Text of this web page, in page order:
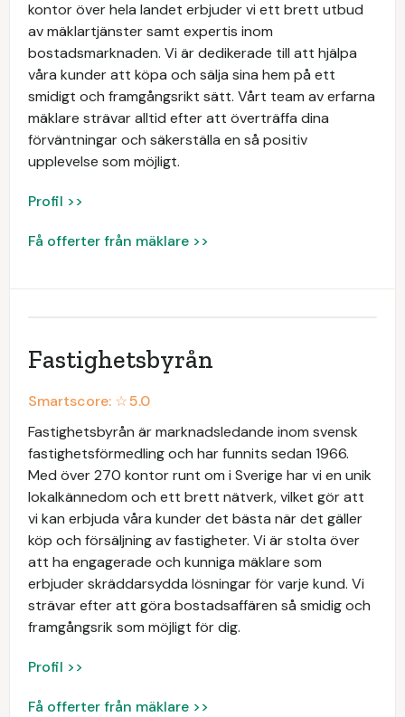
kontor över hela landet erbjuder vi ett brett utbud
av mäklartjänster samt expertis inom
bostadsmarknaden. Vi är dedikerade till att hjälpa
våra kunder att köpa och sälja sina hem på ett
smidigt och framgångsrikt sätt. Vårt team av erfarna
mäklare strävar alltid efter att överträffa dina
förväntningar och säkerställa en så positiv
upplevelse som möjligt.
Profil >>
Få offerter från mäklare >>
Fastighetsbyrån
Smartscore: ☆5.0
Fastighetsbyrån är marknadsledande inom svensk
fastighetsförmedling och har funnits sedan 1966.
Med över 270 kontor runt om i Sverige har vi en unik
lokalkännedom och ett brett nätverk, vilket gör att
vi kan erbjuda våra kunder det bästa när det gäller
köp och försäljning av fastigheter. Vi är stolta över
att ha engagerade och kunniga mäklare som
erbjuder skräddarsydda lösningar för varje kund. Vi
strävar efter att göra bostadsaffären så smidig och
framgångsrik som möjligt för dig.
Profil >>
Få offerter från mäklare >>